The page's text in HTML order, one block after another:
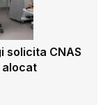
solicita CNAS
alocat